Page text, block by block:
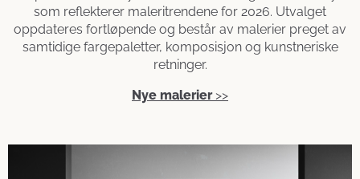
som reflekterer maleritrendene for 2026. Utvalget
oppdateres fortløpende og består av malerier preget av
samtidige fargepaletter, komposisjon og kunstneriske
retninger.
Nye malerier>>